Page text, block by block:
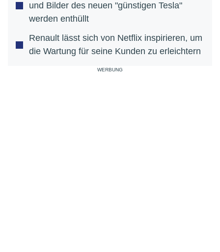
und Bilder des neuen "günstigen Tesla"
werden enthüllt
Renault lässt sich von Netflix inspirieren, um
die Wartung für seine Kunden zu erleichtern